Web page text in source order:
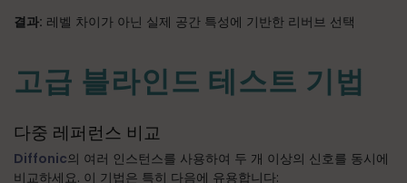
결과: 레벨 차이가 아닌 실제 공간 특성에 기반한 리버브 선택
고급 블라인드 테스트 기법
다중 레퍼런스 비교
Diffonic의 여러 인스턴스를 사용하여 두 개 이상의 신호를 동시에
비교하세요. 이 기법은 특히 다음에 유용합니다: